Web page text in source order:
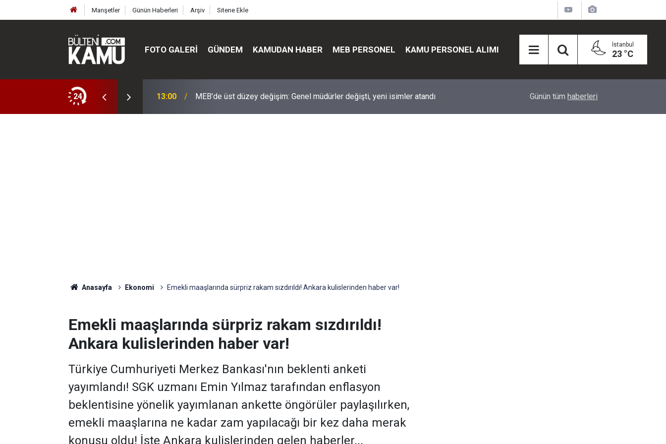
Manşetler Günün Haberleri Arşiv Sitene Ekle
FOTO GALERI GÜNDEM KAMUDAN HABER MEB PERSONEL KAMU PERSONEL ALIMI İstanbul
23 °C
24
ve enstitüler kuruldu, bazıları kapatıldı 13:00 MEB’de üst düzey değişim: Genel müdürler değişti, yeni isimler atandı Eğiti Bir Sen'den Kadınlar İçin Olay Teklif:
Günün tüm haberleri
Anasayfa Ekonomi Emekli maaşlarında sürpriz rakam sızdırıldı! Ankara kulislerinden haber var!
Emekli maaşlarında sürpriz rakam sızdırıldı!
Ankara kulislerinden haber var!
Türkiye Cumhuriyeti Merkez Bankası'nın beklenti anketi
yayımlandı! SGK uzmanı Emin Yılmaz tarafından enflasyon
beklentisine yönelik yayımlanan ankette öngörüler paylaşılırken,
emekli maaşlarına ne kadar zam yapılacağı bir kez daha merak
konusu oldu! İşte Ankara kulislerinden gelen haberler...